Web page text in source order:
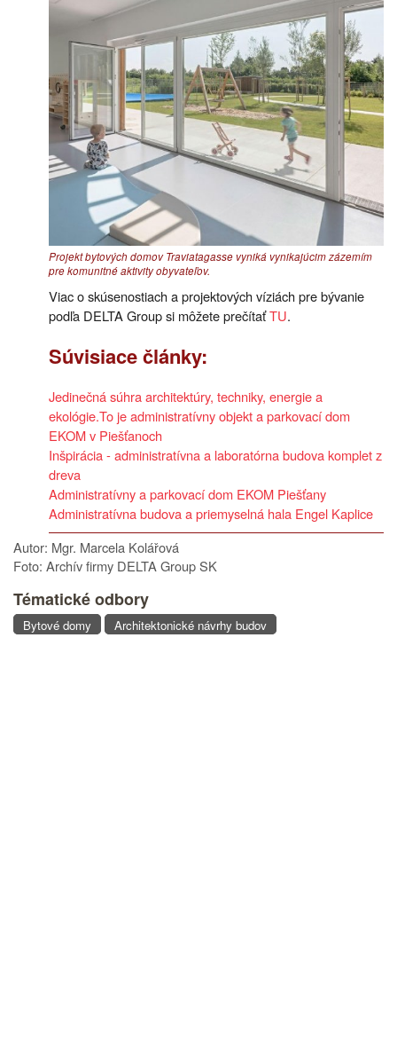
Projekt bytových domov Traviatagasse vyniká vynikajúcim zázemím
pre komunitné aktivity obyvateľov.
Viac o skúsenostiach a projektových víziách pre bývanie
podľa DELTA Group si môžete prečítaťTU.
Súvisiace články:
Jedinečná súhra architektúry, techniky, energie a
ekológie.To je administratívny objekt a parkovací dom
EKOM v Piešťanoch
Inšpirácia - administratívna a laboratórna budova komplet z
dreva
Administratívny a parkovací dom EKOM Piešťany
Administratívna budova a priemyselná hala Engel Kaplice
Autor: Mgr. Marcela Kolářová
Foto: Archív firmy DELTA Group SK
Tématické odbory
Bytové domy Architektonické návrhy budov